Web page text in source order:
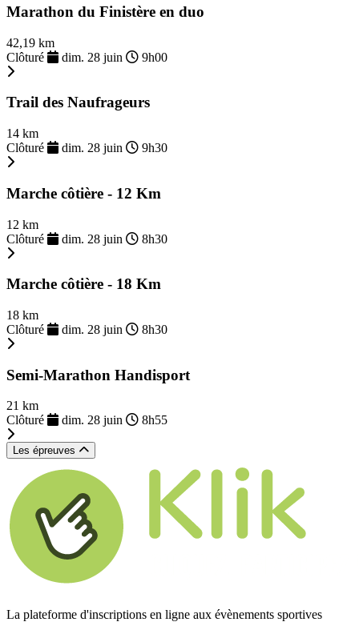
Marathon du Finistère en duo
42,19 km
Clôturé
dim. 28 juin 9h00
Trail des Naufrageurs
14 km
Clôturé
dim. 28 juin 9h30
Marche côtière - 12 Km
12 km
Clôturé
dim. 28 juin 8h30
Marche côtière - 18 Km
18 km
Clôturé
dim. 28 juin 8h30
Semi-Marathon Handisport
21 km
Clôturé
dim. 28 juin 8h55
Les épreuves
La plateforme d'inscriptions en ligne aux évènements sportives